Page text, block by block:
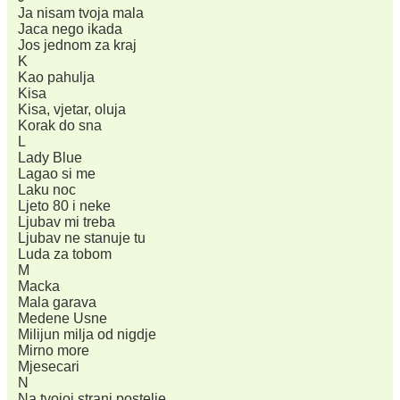
Ja nisam tvoja mala
Jaca nego ikada
Jos jednom za kraj
K
Kao pahulja
Kisa
Kisa, vjetar, oluja
Korak do sna
L
Lady Blue
Lagao si me
Laku noc
Ljeto 80 i neke
Ljubav mi treba
Ljubav ne stanuje tu
Luda za tobom
M
Macka
Mala garava
Medene Usne
Milijun milja od nigdje
Mirno more
Mjesecari
N